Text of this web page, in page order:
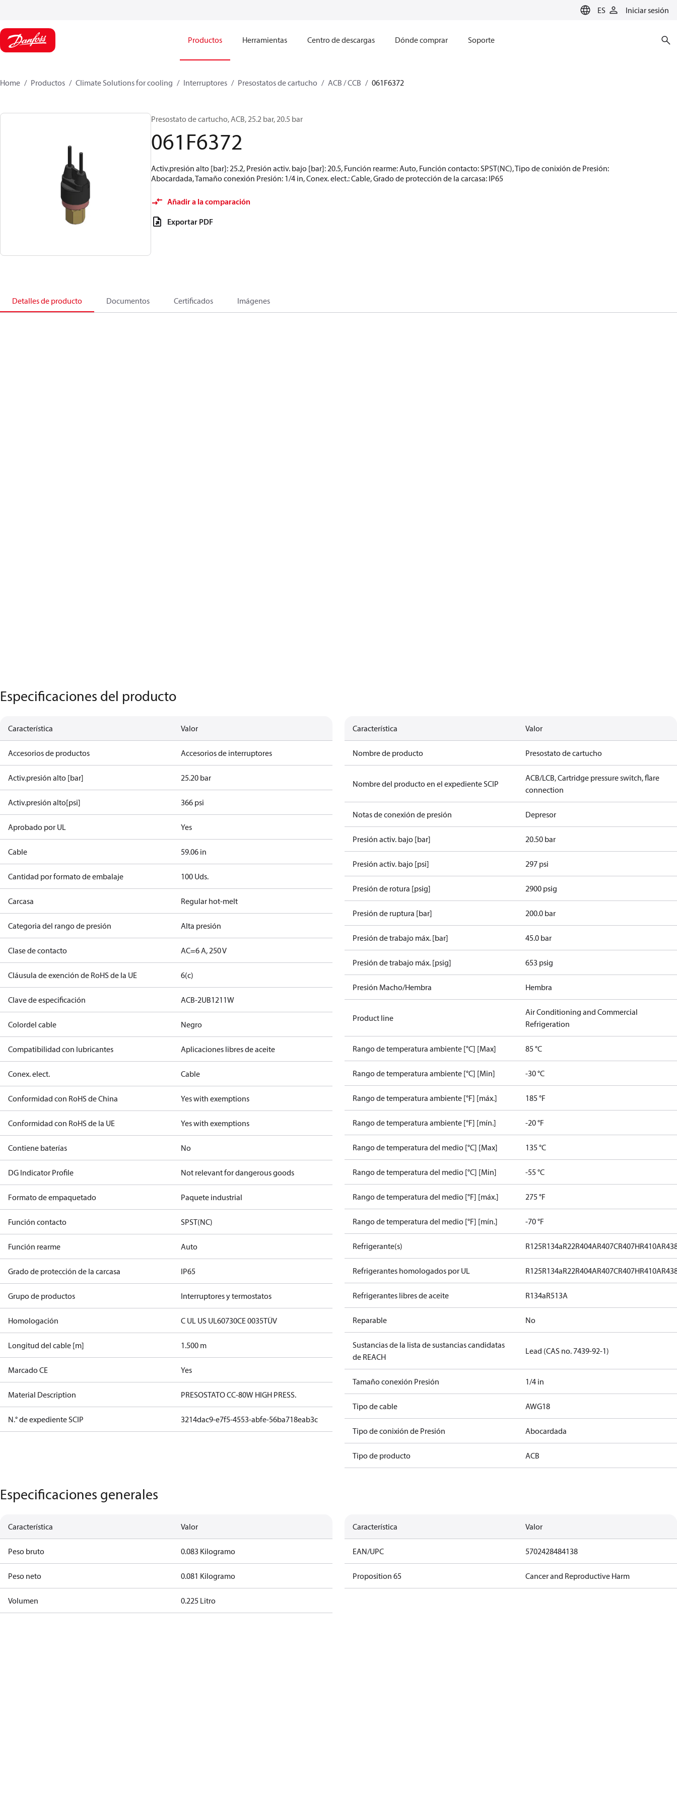
ES Iniciar sesión
Productos Herramientas Centro de descargas Dónde comprar Soporte
Home Productos Climate Solutions for cooling Interruptores Presostatos de cartucho ACB / CCB 061F6372
Presostato de cartucho, ACB, 25.2 bar, 20.5 bar
061F6372
Activ.presión alto [bar]: 25.2, Presión activ. bajo [bar]: 20.5, Función rearme: Auto, Función contacto: SPST(NC), Tipo de conixión de Presión:
Abocardada, Tamaño conexión Presión: 1/4 in, Conex. elect.: Cable, Grado de protección de la carcasa: IP65
Añadir a la comparación
Exportar PDF
Detalles de producto Documentos Certificados Imágenes
Especificaciones del producto
Característica Valor
Accesorios de productos Accesorios de interruptores
Activ.presión alto [bar] 25.20 bar
Activ.presión alto[psi] 366 psi
Aprobado por UL Yes
Cable 59.06 in
Cantidad por formato de embalaje 100 Uds.
Carcasa Regular hot-melt
Categoria del rango de presión Alta presión
Clase de contacto AC=6 A, 250 V
Cláusula de exención de RoHS de la UE 6(c)
Clave de especificación ACB-2UB1211W
Colordel cable Negro
Compatibilidad con lubricantes Aplicaciones libres de aceite
Conex. elect. Cable
Conformidad con RoHS de China Yes with exemptions
Conformidad con RoHS de la UE Yes with exemptions
Contiene baterías No
DG Indicator Profile Not relevant for dangerous goods
Formato de empaquetado Paquete industrial
Función contacto SPST(NC)
Función rearme Auto
Grado de protección de la carcasa IP65
Grupo de productos Interruptores y termostatos
Homologación C UL US UL60730CE 0035TÜV
Longitud del cable [m] 1.500 m
Marcado CE Yes
Material Description PRESOSTATO CC-80W HIGH PRESS.
N.° de expediente SCIP 3214dac9-e7f5-4553-abfe-56ba718eab3c
Característica Valor
Nombre de producto Presostato de cartucho
Nombre del producto en el expediente SCIP
ACB/LCB, Cartridge pressure switch, flare
connection
Notas de conexión de presión Depresor
Presión activ. bajo [bar] 20.50 bar
Presión activ. bajo [psi] 297 psi
Presión de rotura [psig] 2900 psig
Presión de ruptura [bar] 200.0 bar
Presión de trabajo máx. [bar] 45.0 bar
Presión de trabajo máx. [psig] 653 psig
Presión Macho/Hembra Hembra
Product line
Air Conditioning and Commercial
Refrigeration
Rango de temperatura ambiente [°C] [Max] 85 °C
Rango de temperatura ambiente [°C] [Min] -30 °C
Rango de temperatura ambiente [°F] [máx.] 185 °F
Rango de temperatura ambiente [°F] [mín.] -20 °F
Rango de temperatura del medio [°C] [Max] 135 °C
Rango de temperatura del medio [°C] [Min] -55 °C
Rango de temperatura del medio [°F] [máx.] 275 °F
Rango de temperatura del medio [°F] [mín.] -70 °F
Refrigerante(s) R125R134aR22R404AR407CR407HR410A
Refrigerantes homologados por UL R125R134aR22R404AR407CR407HR410A
Refrigerantes libres de aceite R134aR513A
Reparable No
Sustancias de la lista de sustancias candidatas
de REACH
Lead (CAS no. 7439-92-1)
Tamaño conexión Presión 1/4 in
Tipo de cable AWG18
Tipo de conixión de Presión Abocardada
Tipo de producto ACB
Especificaciones generales
Característica Valor
Peso bruto 0.083 Kilogramo
Peso neto 0.081 Kilogramo
Volumen 0.225 Litro
Característica Valor
EAN/UPC 5702428484138
Proposition 65 Cancer and Reproductive Harm